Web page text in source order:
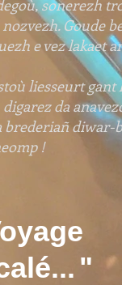
sonerezh
Goude
e vez
liesseurt
da
brederiañ
!
"